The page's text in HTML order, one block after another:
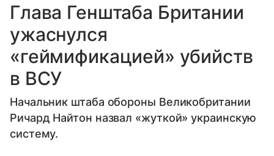
Глава Генштаба Британии
ужаснулся
«геймификацией» убийств
в ВСУ
Начальник штаба обороны Великобритании
Ричард Найтон назвал «жуткой» украинскую
систему.